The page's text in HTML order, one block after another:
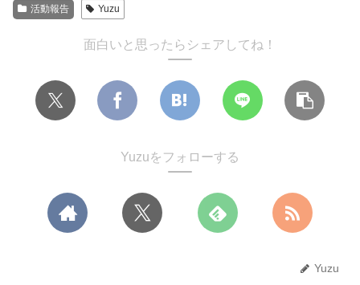
活動報告 Yuzu
面白いと思ったらシェアしてね！
Yuzuをフォローする
Yuzu